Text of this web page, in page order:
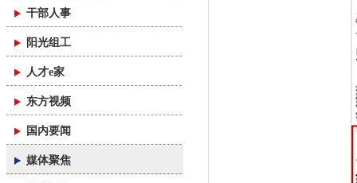
干部人事
阳光组工
人才e家
东方视频
国内要闻
媒体聚焦